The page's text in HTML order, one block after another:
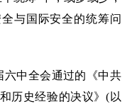
与国际安全的统筹问
六中全会通过的《中共
历史经验的决议》(以